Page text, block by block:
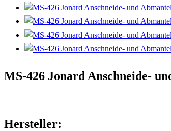
MS-426 Jonard Anschneide-
Hersteller: